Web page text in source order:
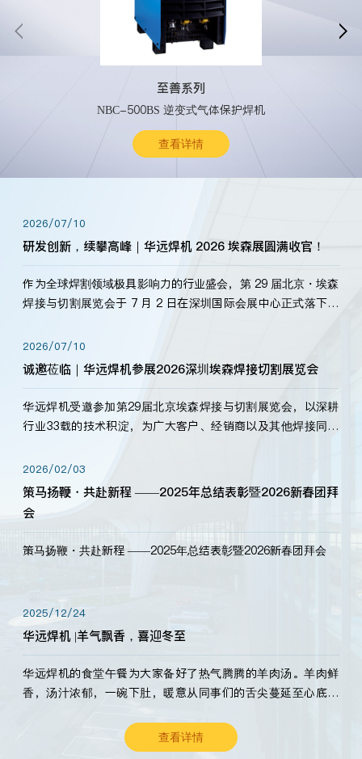
至善系列
NBC-500BS 逆变式气体保护焊机
查看详情
 
2026/07/10
研发创新，续攀高峰｜华远焊机 2026 埃森展圆满收官！
作为全球焊割领域极具影响力的行业盛会，第 29 届北京・埃森
焊接与切割展览会于 7 月 2 日在深圳国际会展中心正式落下帷
标准，持之以恒研发新产品、新技术。新老客户、行业伙伴、
海内外客户为目睹公司发布的新产…
2026/07/10
诚邀莅临｜华远焊机参展2026深圳埃森焊接切割展览会
华远焊机受邀参加第29届北京埃森焊接与切割展览会，以深耕
行业33载的技术积淀，为广大客户、经销商以及其他焊接同仁
2026/02/03
策马扬鞭・共赴新程 ——2025年总结表彰暨2026新春团拜
会
策马扬鞭・共赴新程 ——2025年总结表彰暨2026新春团拜会
2025/12/24
华远焊机 |羊气飘香，喜迎冬至
华远焊机的食堂午餐为大家备好了热气腾腾的羊肉汤。羊肉鲜
香，汤汁浓郁，一碗下肚，暖意从同事们的舌尖蔓延至心底。
查看详情